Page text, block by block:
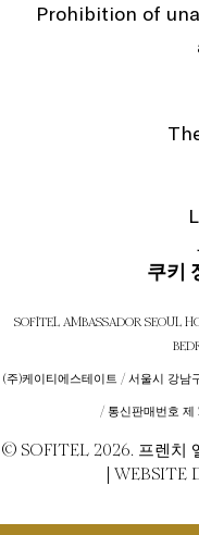
Prohibition of
쿠키
SOFITEL AMBASSADOR SEOUL
(주)케이티에스테이트 / 서울시 강남
/ 통신판매번호 제
© SOFITEL 2026. 프렌치
| WEBSITE